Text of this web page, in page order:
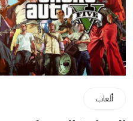
ألعاب